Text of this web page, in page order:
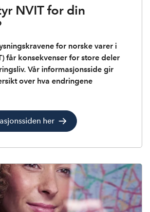
NVIT for din
for norske varer i
får konsekvenser for store deler
Vår informasjonsside gir
over hva endringene
her